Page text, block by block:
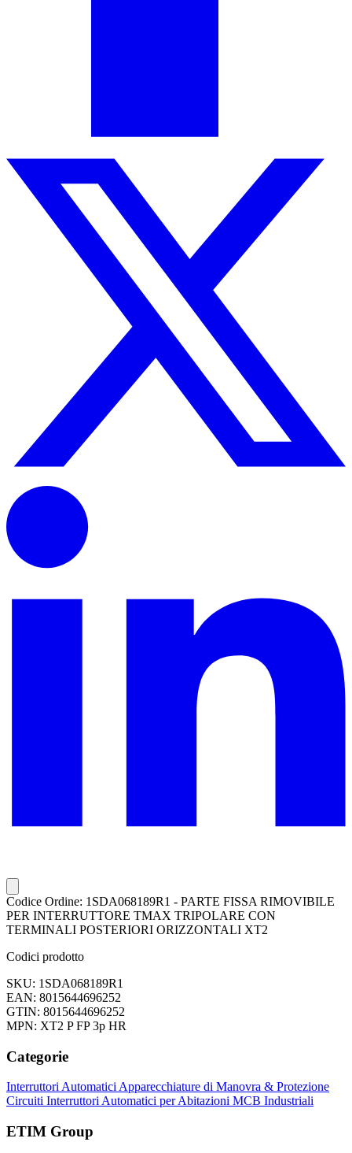
Codice Ordine: 1SDA068189R1 - PARTE FISSA RIMOVIBILE
PER INTERRUTTORE TMAX TRIPOLARE CON
TERMINALI POSTERIORI ORIZZONTALI XT2
Codici prodotto
SKU: 1SDA068189R1
EAN: 8015644696252
GTIN: 8015644696252
MPN: XT2 P FP 3p HR
Categorie
Interruttori Automatici Apparecchiature di Manovra & Protezione
Circuiti Interruttori Automatici per Abitazioni MCB Industriali
ETIM Group